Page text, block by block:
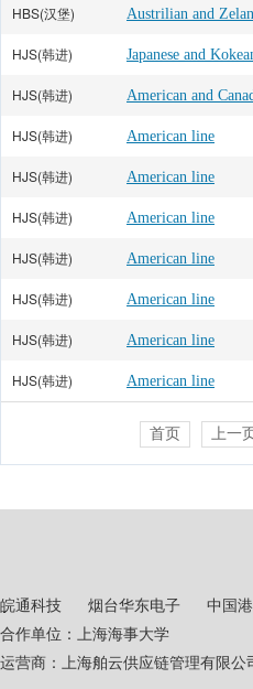
HBS(汉堡)
HJS(韩进)
HJS(韩进)
HJS(韩进) American line
HJS(韩进) American line
HJS(韩进) American line
HJS(韩进) American line
HJS(韩进) American line
HJS(韩进) American line
HJS(韩进) American line
首页 上一页
皖通科技 烟台华东电子 中国
合作单位：上海海事大学
运营商：上海舶云供应链管理